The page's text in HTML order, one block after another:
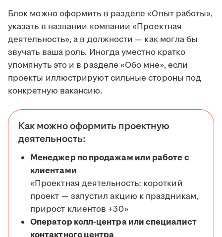
Блок можно оформить в разделе «Опыт работы»,
указать в названии компании «Проектная
деятельность», а в должности — как могла бы
звучать ваша роль. Иногда уместно кратко
упомянуть это и в разделе «Обо мне», если
проекты иллюстрируют сильные стороны под
конкретную вакансию.
Как можно оформить проектную
деятельность:
Менеджер по продажам или работе с
клиентами
«Проектная деятельность: короткий
проект — запустил акцию к праздникам,
прирост клиентов +30»
Оператор колл-центра или специалист